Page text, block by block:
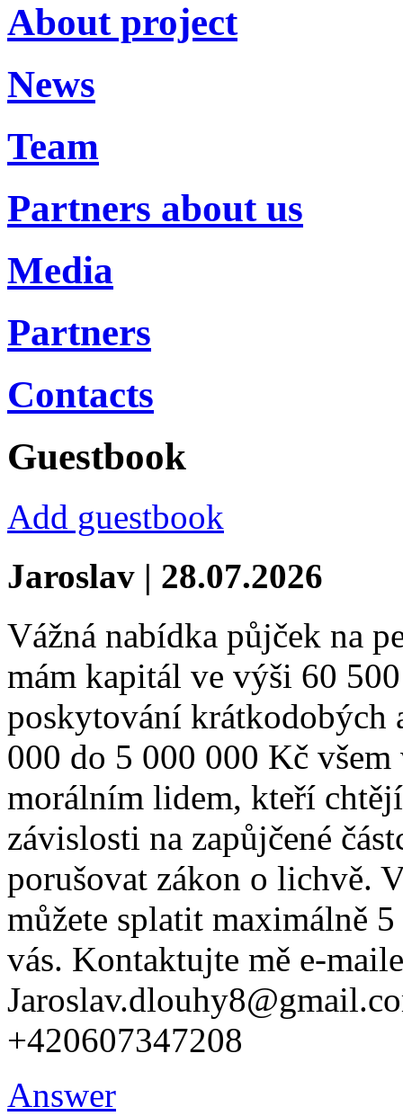
About project
News
Team
Partners about us
Media
Partners
Contacts
Guestbook
Add guestbook
Jaroslav | 28.07.2026
Vážná nabídka půjček na
mám kapitál ve výši 60
poskytování krátkodobých
000 do 5 000 000 Kč
morálním lidem, kteří
závislosti na zapůjčené
porušovat zákon o lichvě.
můžete splatit maximálně
vás. Kontaktujte mě e-
+420607347208
Answer